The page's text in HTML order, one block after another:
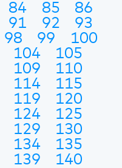
84 85
86
91 92
93
98 99
100
104
105
109
110
114
115
119
120
124
125
129
130
134
135
139
140